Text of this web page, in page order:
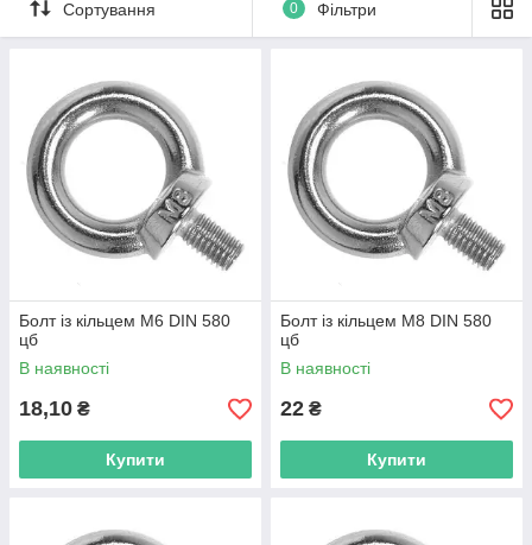
застосування обох цих технологій).
Сортування 0 Фільтри
Болт із кільцем М6 DIN 580
цб
В наявності
18,10 ₴
Купити
Болт із кільцем М8 DIN 580
цб
В наявності
22 ₴
Купити